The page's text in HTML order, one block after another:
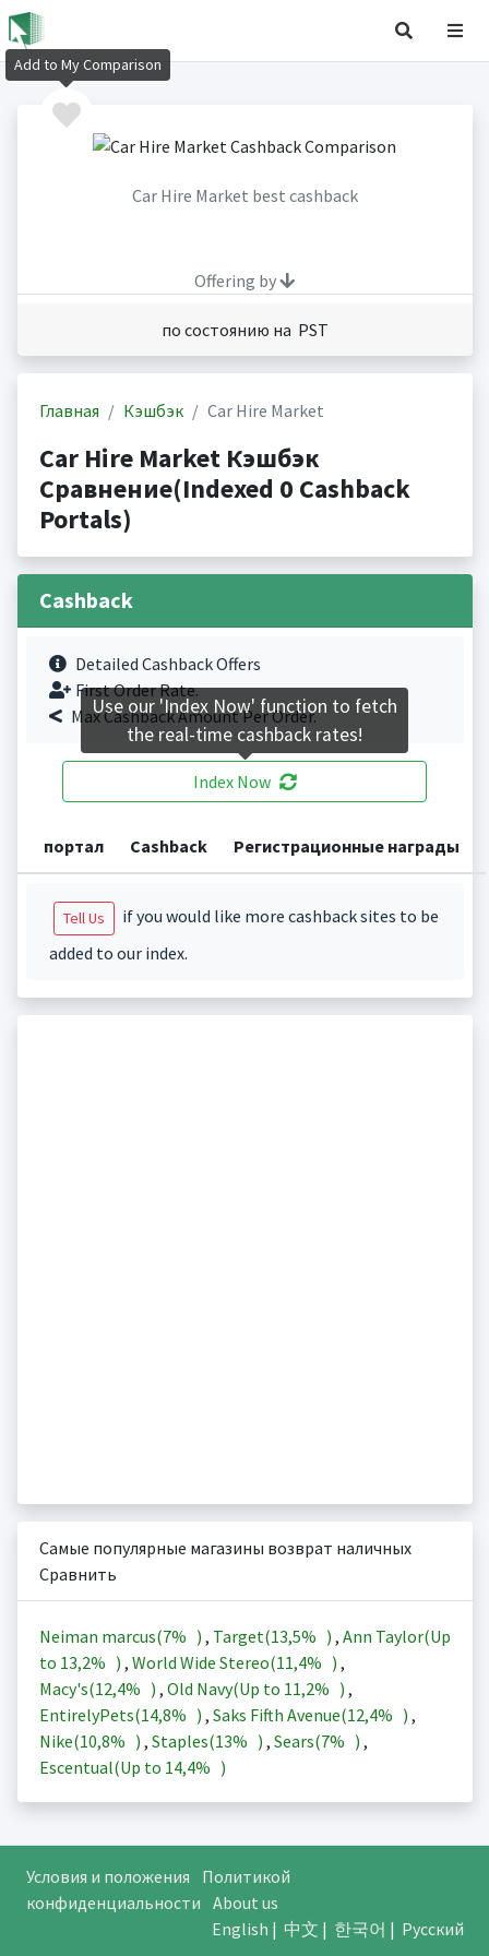
Car Hire Market best cashback
Offering by
по состоянию на PST
Главная Кэшбэк Car Hire Market
Car Hire Market Кэшбэк
Сравнение(Indexed 0 Cashback
Portals)
Cashback
Detailed Cashback Offers
First Order Rate.
Max Cashback Amount Per Order.
Index Now
портал Cashback Регистрационные награды
Tell Us
if you would like more cashback sites to be
added to our index.
Самые популярные магазины возврат наличных
Сравнить
Neiman marcus(7% ) , Target(13,5% ) , Ann Taylor(Up
to 13,2% ) , World Wide Stereo(11,4% ) ,
Macy's(12,4% ) , Old Navy(Up to 11,2% ) ,
EntirelyPets(14,8% ) , Saks Fifth Avenue(12,4% ) ,
Nike(10,8% ) , Staples(13% ) , Sears(7% ) ,
Escentual(Up to 14,4% )
Условия и положения
Политикой
конфиденциальности About us
English | 中文 | 한국어 | Русский
Add to My Comparison
Use our 'Index Now' function to fetch
the real-time cashback rates!